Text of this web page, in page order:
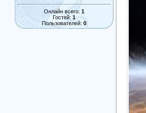
Онлайн всего: 1
Гостей: 1
Пользователей: 0